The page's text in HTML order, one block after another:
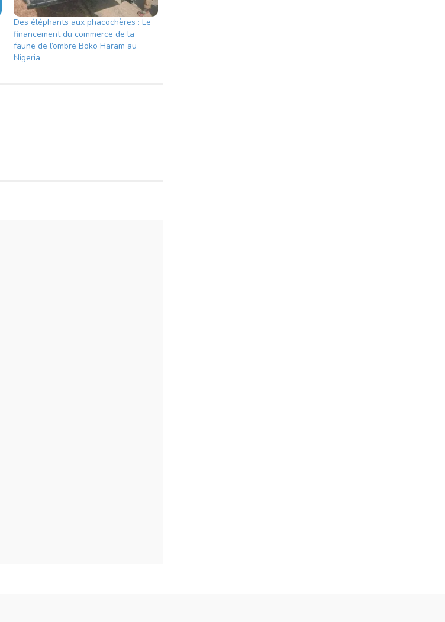
Des éléphants aux phacochères : Le
financement du commerce de la
faune de l’ombre Boko Haram au
Nigeria